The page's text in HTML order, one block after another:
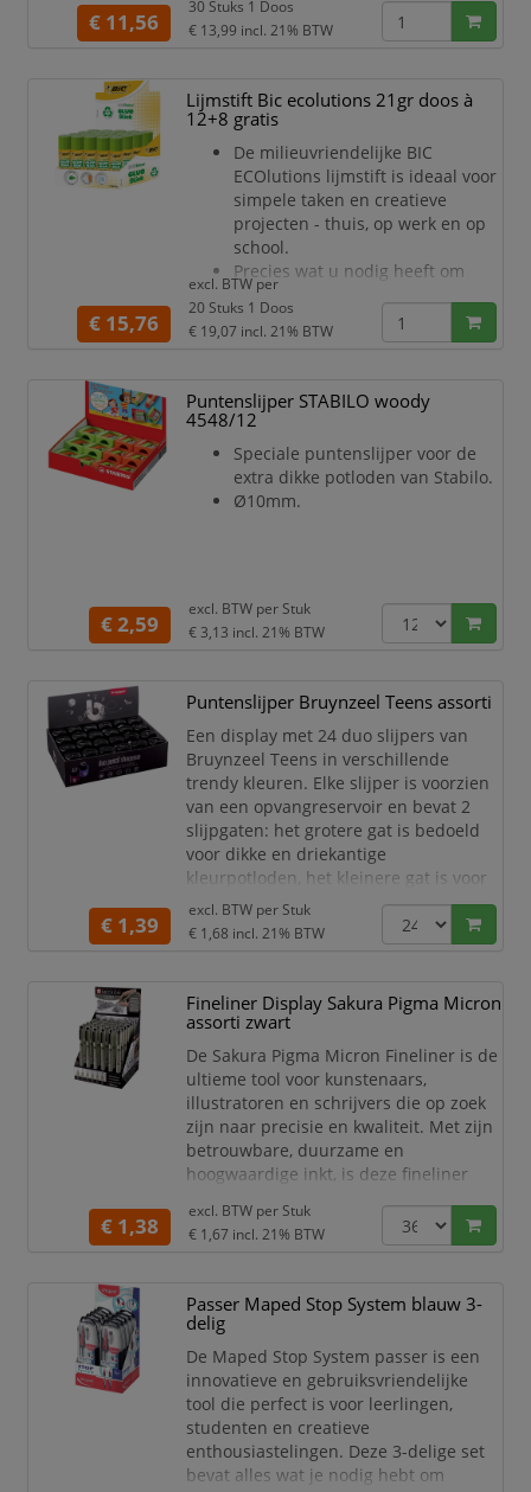
nu thuis, op school of op het werk bent.
wassen en het is meestal ook uit
andere materialen te verwijdere
€ 11,56
30 Stuks 1 Doos
€ 13,99 incl. 21% BTW
Lijmstift Bic ecolutions 21gr doos à
12+8 gratis
De milieuvriendelijke BIC
ECOlutions lijmstift is ideaal voor
simpele taken en creatieve
projecten - thuis, op werk en op
school.
Precies wat u nodig heeft om
papier, foto's en dun karton te
lijmen.
Plakkerige foutjes zijn makkelijk
van uw handen wassen en uit de
meeste materialen.
21gram is altijd klaar voor
gebruik, precies wanneer u deze
nodig heeft; de draairing maakt
€ 15,76
excl. BTW per
20 Stuks 1 Doos
€ 19,07 incl. 21% BTW
Puntenslijper STABILO woody
4548/12
Speciale puntenslijper voor de
extra dikke potloden van Stabilo.
Ø10mm.
€ 2,59
excl. BTW per Stuk
€ 3,13 incl. 21% BTW
Puntenslijper Bruynzeel Teens assorti
Een display met 24 duo slijpers van
Bruynzeel Teens in verschillende
trendy kleuren. Elke slijper is voorzien
van een opvangreservoir en bevat 2
slijpgaten: het grotere gat is bedoeld
voor dikke en driekantige
kleurpotloden, het kleinere gat is voor
grafietpotloden / schrijfpotloden.
Bruynzeel Teens is een speciaal
ontwikkelde lijn voor de scholier en de
assortiment met alle teken-, kleur- en
schrijfproducten die nodi
€ 1,39
excl. BTW per Stuk
€ 1,68 incl. 21% BTW
Fineliner Display Sakura Pigma Micron
assorti zwart
De Sakura Pigma Micron Fineliner is de
ultieme tool voor kunstenaars,
illustratoren en schrijvers die op zoek
zijn naar precisie en kwaliteit. Met zijn
betrouwbare, duurzame en
hoogwaardige inkt, is deze fineliner
Of je nu gedetailleerde tekeningen
maakt, schetsen toevoegt aan je
Pigma Micron biedt een gladde en
consistente inktstroom voor optimale
resultaten.
De Pi
€ 1,38
excl. BTW per Stuk
€ 1,67 incl. 21% BTW
Passer Maped Stop System blauw 3-
delig
De Maped Stop System passer is een
innovatieve en gebruiksvriendelijke
tool die perfect is voor leerlingen,
studenten en creatieve
enthousiastelingen. Deze 3-delige set
bevat alles wat je nodig hebt om